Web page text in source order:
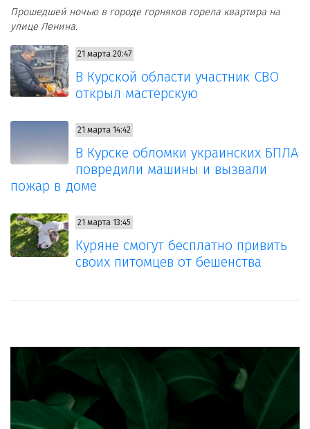
Прошедшей ночью в городе горняков горела квартира на
улице Ленина.
21 марта 20:47
В Курской области участник СВО
открыл мастерскую
21 марта 14:42
В Курске обломки украинских БПЛА
повредили машины и вызвали
пожар в доме
21 марта 13:45
Куряне смогут бесплатно привить
своих питомцев от бешенства